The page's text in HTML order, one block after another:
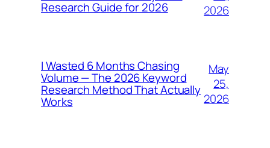
Research Guide for 2026
2026
I Wasted 6 Months Chasing
Volume — The 2026 Keyword
Research Method That Actually
Works
May
25,
2026